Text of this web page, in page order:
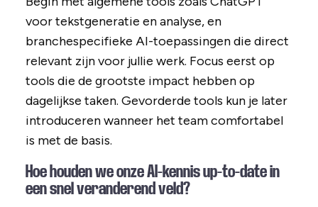
voor tekstgeneratie en analyse, en
branchespecifieke AI-toepassingen die direct
relevant zijn voor jullie werk. Focus eerst op
tools die de grootste impact hebben op
dagelijkse taken. Gevorderde tools kun je later
introduceren wanneer het team comfortabel
is met de basis.
Hoe houden we onze AI-kennis up-to-date in
een snel veranderend veld?